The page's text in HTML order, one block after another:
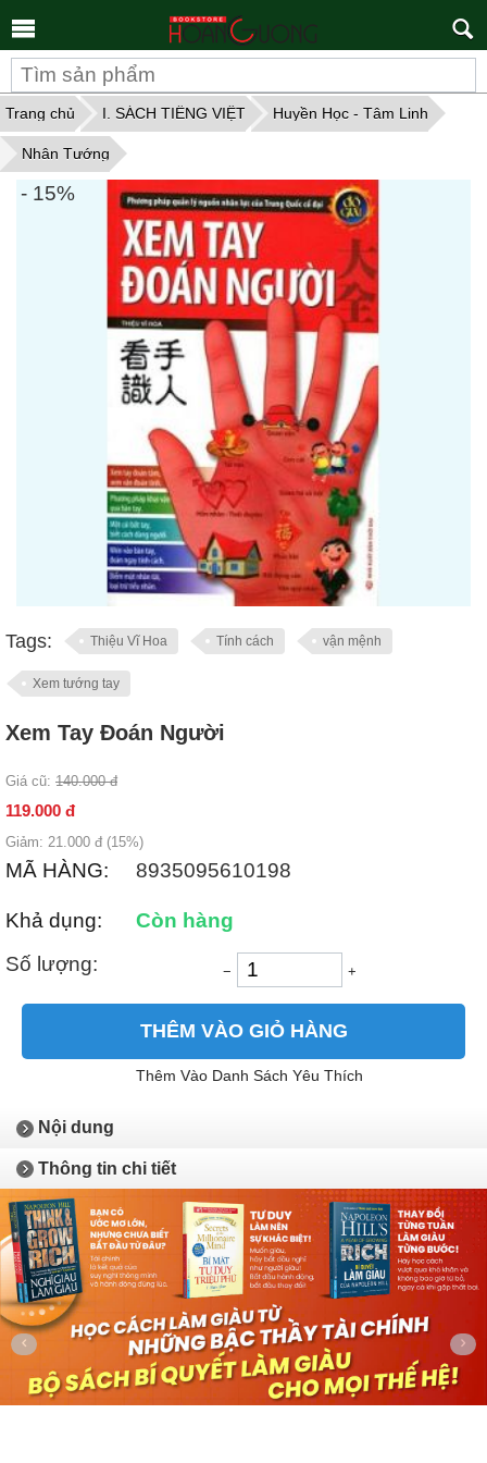
Trang chủ I. SÁCH TIẾNG VIỆT Huyền Học - Tâm Linh
Nhân Tướng
Tags: Thiệu Vĩ Hoa Tính cách vận mệnh
Xem tướng tay
- 15%
Xem Tay Đoán Người
Giá cũ: 140.000 đ
119.000 đ
Giảm: 21.000 đ (15%)
MÃ HÀNG: 8935095610198
Khả dụng:
Còn hàng
Số lượng:
− +
THÊM VÀO GIỎ HÀNG
Thêm Vào Danh Sách Yêu Thích
Nội dung
Thông tin chi tiết